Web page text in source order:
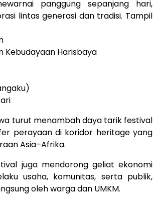
panggung sepanjang hari,
lintas generasi dan tradisi. Tampil
Kebudayaan Harisbaya
turut menambah daya tarik festival
perayaan di koridor heritage yang
Asia–Afrika.
juga mendorong geliat ekonomi
usaha, komunitas, serta publik,
oleh warga dan UMKM.